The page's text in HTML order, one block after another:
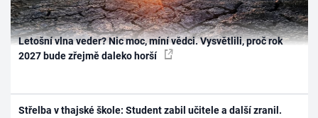
Letošní vlna veder? Nic moc, míní vědci. Vysvětlili, proč rok
2027 bude zřejmě daleko horší
Střelba v thajské škole: Student zabil učitele a další zranil.